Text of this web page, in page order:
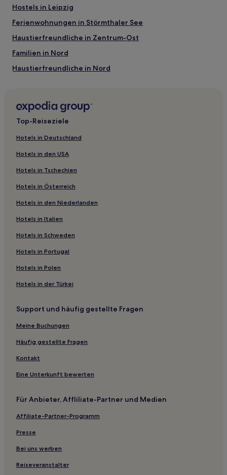
Hostels in Leipzig
Ferienwohnungen in Störmthaler See
Haustierfreundliche in Zentrum-Ost
Familien in Nord
Haustierfreundliche in Nord
Hotels mit Wellnessbereich nahe Störmthaler See
Hotels mit Parkplatz in Reudnitz-Thonberg
Haustierfreundliche in Reudnitz-Thonberg
Hotels mit inbegriffenem Frühstück in Leipzig
Familien in Leipzig
Haustierfreundliche in Zentrum
Familien in Zentrum
Luxus in Zentrum
Hotels mit Parkplatz in Schkeuditz
Business in Zentrum-Nord
Hotels nahe S-Bahn-Station Leipzig Essener Straße
Zschauitz Hotels
Hotels nahe Porsche-Werk
Hotels nahe S-Bahn-Station Leipzig Slevogtstraße
Erlln Hotels
Gastewitz Hotels
Leisnig Hotels
Großzössen Hotels
Grimma Hotels
Hotels nahe S-Bahn-Station Leipzig Wahren
Top-Reiseziele
Hotels in Deutschland
Hotels in den USA
Hotels in Tschechien
Hotels in Österreich
Hotels in den Niederlanden
Hotels in Italien
Hotels in Schweden
Hotels in Portugal
Hotels in Polen
Hotels in der Türkei
Support und häufig gestellte Fragen
Meine Buchungen
Häufig gestellte Fragen
Kontakt
Eine Unterkunft bewerten
Für Anbieter, Affliliate-Partner und Medien
Affiliate-Partner-Programm
Presse
Bei uns werben
Reiseveranstalter